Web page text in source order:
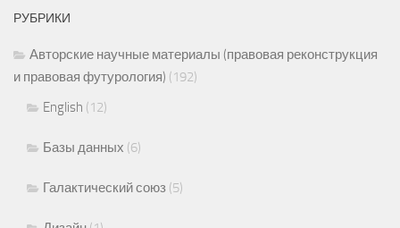
РУБРИКИ
Авторские научные материалы (правовая реконструкция
и правовая футурология) (192)
English (12)
Базы данных (6)
Галактический союз (5)